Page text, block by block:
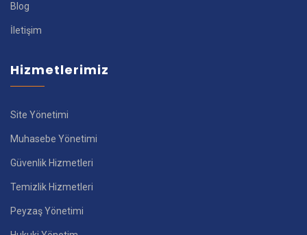
Blog
İletişim
Hizmetlerimiz
Site Yönetimi
Muhasebe Yönetimi
Güvenlik Hizmetleri
Temizlik Hizmetleri
Peyzaş Yönetimi